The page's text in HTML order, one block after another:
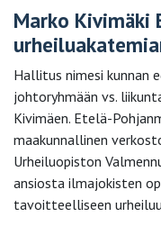
Marko Kivimäki
Hallitus nimesi kunnan
johtoryhmään vs.
Kivimäen. Etelä-
maakunnallinen
Urheiluopiston
ansiosta ilmajokisten
tavoitteelliseen